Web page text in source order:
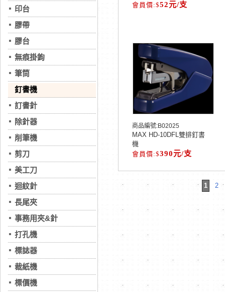
印台
膠帶
膠台
無痕掛鉤
筆筒
釘書機
訂書針
除針器
削筆機
剪刀
美工刀
迴紋針
長尾夾
事務用夾&針
打孔機
標誌器
裁紙機
標價機
52元/支
商品編號:B02025
MAX HD-10DFL雙排釘書
機
390元/支
1 2